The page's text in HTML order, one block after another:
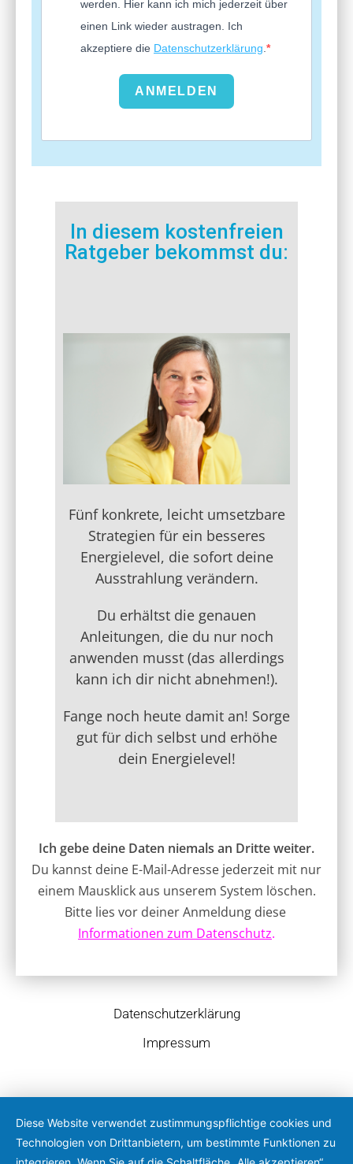
werden. Hier kann ich mich jederzeit über
einen Link wieder austragen. Ich
akzeptiere die Datenschutzerklärung.
ANMELDEN
In diesem kostenfreien
Ratgeber bekommst du:
Fünf konkrete, leicht umsetzbare
Strategien für ein besseres
Energielevel, die sofort deine
Ausstrahlung verändern.
Du erhältst die genauen
Anleitungen, die du nur noch
anwenden musst (das allerdings
kann ich dir nicht abnehmen!).
Fange noch heute damit an! Sorge
gut für dich selbst und erhöhe
dein Energielevel!
Ich gebe deine Daten niemals an Dritte weiter.
Du kannst deine E-Mail-Adresse jederzeit mit nur
einem Mausklick aus unserem System löschen.
Bitte lies vor deiner Anmeldung diese
Informationen zum Datenschutz.
Datenschutzerklärung
Impressum
Diese Website verwendet zustimmungspflichtige cookies und
Technologien von Drittanbietern, um bestimmte Funktionen zu